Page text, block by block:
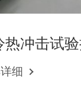
冲击试
细